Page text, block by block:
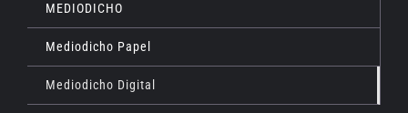
MEDIODICHO
Mediodicho Papel
Mediodicho Digital